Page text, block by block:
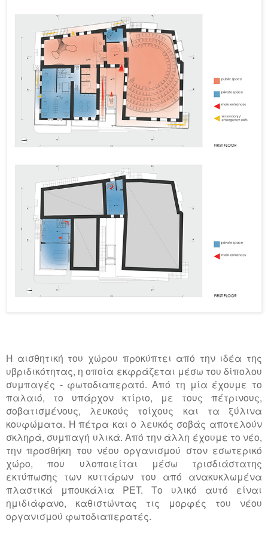
Η αισθητική του χώρου προκύπτει από την ιδέα της
υβριδικότητας, η οποία εκφράζεται μέσω του δίπολου
συμπαγές - φωτοδιαπερατό. Από τη μία έχουμε το
παλαιό, το υπάρχον κτίριο, με τους πέτρινους,
σοβατισμένους, λευκούς τοίχους και τα ξύλινα
κουφώματα. Η πέτρα και ο λευκός σοβάς αποτελούν
σκληρά, συμπαγή υλικά. Από την άλλη έχουμε το νέο,
την προσθήκη του νέου οργανισμού στον εσωτερικό
χώρο, που υλοποιείται μέσω τρισδιάστατης
εκτύπωσης των κυττάρων του από ανακυκλωμένα
πλαστικά μπουκάλια PET. Το υλικό αυτό είναι
ημιδιάφανο, καθιστώντας τις μορφές του νέου
οργανισμού φωτοδιαπερατές.